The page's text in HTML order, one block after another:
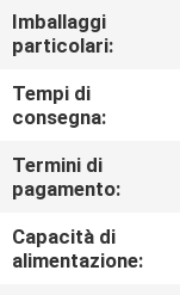
CONTATTICI
RICHIEDA
UNA
CITAZIONE
Imballaggi
particolari:
Tempi di
consegna:
Termini di
pagamento:
Capacità di
alimentazione: